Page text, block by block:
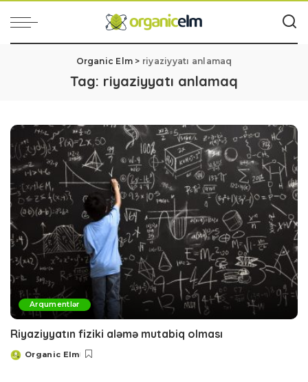
Organic Elm > riyaziyyatı anlamaq
Tag: riyaziyyatı anlamaq
Arqumentlər
Riyaziyyatın fiziki aləmə mutabiq olması
Posted
Organic Elm